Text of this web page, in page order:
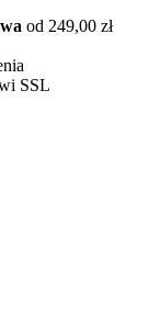
od 249,00 zł
SSL